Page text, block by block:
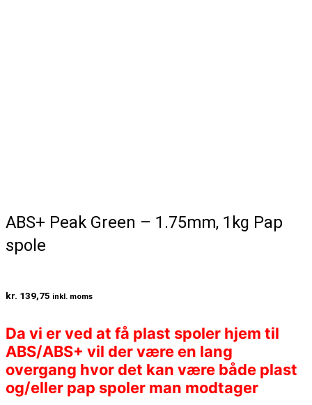
ABS+ Peak Green – 1.75mm, 1kg Pap
spole
kr. 139,75 inkl. moms
Da vi er ved at få plast spoler hjem til
ABS/ABS+ vil der være en lang
overgang hvor det kan være både plast
og/eller pap spoler man modtager